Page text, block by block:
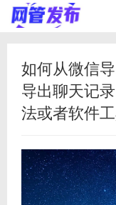
如何从微信
导出聊天记
法或者软件工